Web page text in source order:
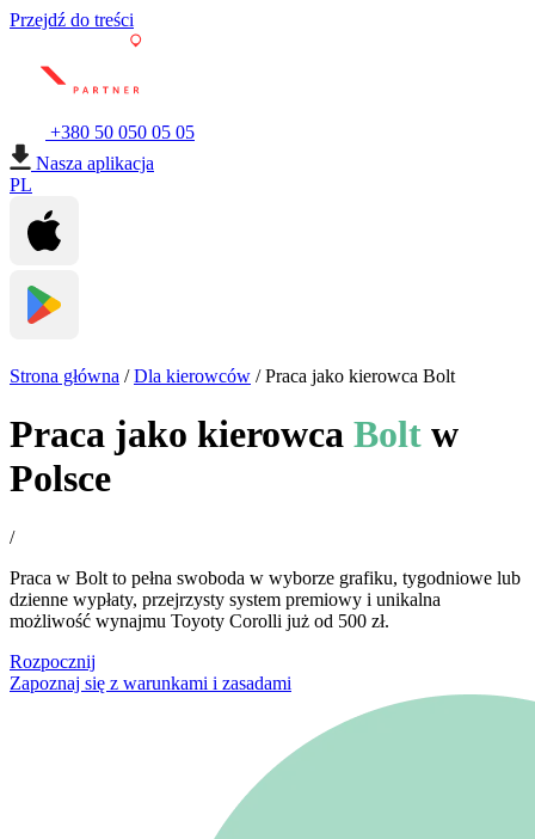
Przejdź do treści
+380 50 050 05 05
Nasza aplikacja
PL
Strona główna /Dla kierowców /Praca jako kierowca Bolt
Praca jako kierowca Bolt w
Polsce
/
Praca w Bolt to pełna swoboda w wyborze grafiku, tygodniowe lub
dzienne wypłaty, przejrzysty system premiowy i unikalna
możliwość wynajmu Toyoty Corolli już od 500 zł.
Rozpocznij
Zapoznaj się z warunkami i zasadami